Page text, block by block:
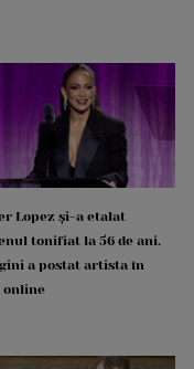
Lopez și-a etalat
tonifiat la 56 de ani.
a postat artista în
online